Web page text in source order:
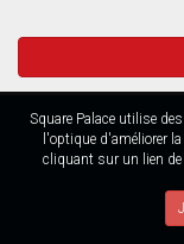
Square Palace utilise
l'optique d'améliorer
cliquant sur un lien de